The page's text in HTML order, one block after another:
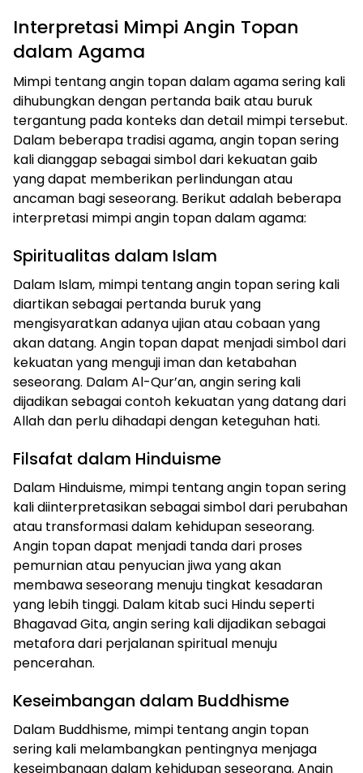
Interpretasi Mimpi Angin Topan
dalam Agama
Mimpi tentang angin topan dalam agama sering kali
dihubungkan dengan pertanda baik atau buruk
tergantung pada konteks dan detail mimpi tersebut.
Dalam beberapa tradisi agama, angin topan sering
kali dianggap sebagai simbol dari kekuatan gaib
yang dapat memberikan perlindungan atau
ancaman bagi seseorang. Berikut adalah beberapa
interpretasi mimpi angin topan dalam agama:
Spiritualitas dalam Islam
Dalam Islam, mimpi tentang angin topan sering kali
diartikan sebagai pertanda buruk yang
mengisyaratkan adanya ujian atau cobaan yang
akan datang. Angin topan dapat menjadi simbol dari
kekuatan yang menguji iman dan ketabahan
seseorang. Dalam Al-Qur’an, angin sering kali
dijadikan sebagai contoh kekuatan yang datang dari
Allah dan perlu dihadapi dengan keteguhan hati.
Filsafat dalam Hinduisme
Dalam Hinduisme, mimpi tentang angin topan sering
kali diinterpretasikan sebagai simbol dari perubahan
atau transformasi dalam kehidupan seseorang.
Angin topan dapat menjadi tanda dari proses
pemurnian atau penyucian jiwa yang akan
membawa seseorang menuju tingkat kesadaran
yang lebih tinggi. Dalam kitab suci Hindu seperti
Bhagavad Gita, angin sering kali dijadikan sebagai
metafora dari perjalanan spiritual menuju
pencerahan.
Keseimbangan dalam Buddhisme
Dalam Buddhisme, mimpi tentang angin topan
sering kali melambangkan pentingnya menjaga
keseimbangan dalam kehidupan seseorang. Angin